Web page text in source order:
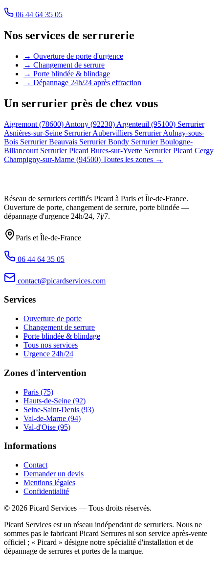
06 44 64 35 05
Nos services de serrurerie
→ Ouverture de porte d'urgence
→ Changement de serrure
→ Porte blindée & blindage
→ Dépannage 24h/24 après effraction
Un serrurier près de chez vous
Aigremont (78600) Antony (92230) Argenteuil (95100) Serrurier
Asnières-sur-Seine Serrurier Aubervilliers Serrurier Aulnay-sous-
Bois Serrurier Beauvais Serrurier Bondy Serrurier Boulogne-
Billancourt Serrurier Picard Bures-sur-Yvette Serrurier Picard Cergy
Champigny-sur-Marne (94500) Toutes les zones →
Réseau de serruriers certifiés Picard à Paris et Île-de-France.
Ouverture de porte, changement de serrure, porte blindée —
dépannage d'urgence 24h/24, 7j/7.
Paris et Île-de-France
06 44 64 35 05
contact@picardservices.com
Services
Ouverture de porte
Changement de serrure
Porte blindée & blindage
Tous nos services
Urgence 24h/24
Zones d'intervention
Paris (75)
Hauts-de-Seine (92)
Seine-Saint-Denis (93)
Val-de-Marne (94)
Val-d'Oise (95)
Informations
Contact
Demander un devis
Mentions légales
Confidentialité
© 2026 Picard Services — Tous droits réservés.
Picard Services est un réseau indépendant de serruriers. Nous ne
sommes pas le fabricant Picard Serrures ni son service après-vente
officiel ; « Picard » désigne notre spécialité d'installation et de
dépannage de serrures et portes de la marque.